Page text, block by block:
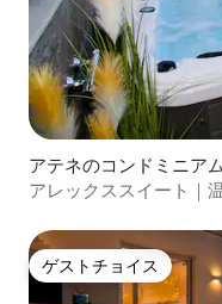
アテネのコンドミニア
アレックススイート｜
ゲストチョイス
ゲストチョイス